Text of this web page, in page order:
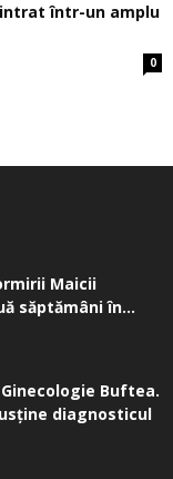
intrat într-un amplu
0
Maicii
săptămâni în...
Buftea.
diagnosticul